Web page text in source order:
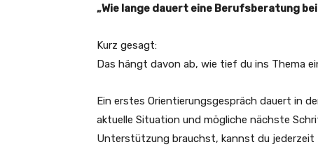
„Wie lange dauert eine Berufsberatung
Kurz gesagt:
Das hängt davon ab, wie tief du ins Thema
Ein erstes Orientierungsgespräch dauert in
aktuelle Situation und mögliche nächste
Unterstützung brauchst, kannst du jederzeit